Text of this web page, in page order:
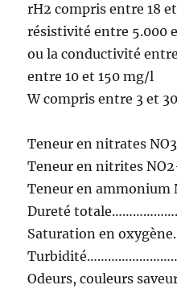
rH2 compris entre 18
résistivité entre 5.000
ou la conductivité
entre 10 et 150 mg/l
W compris entre 3 et
Teneur en nitrates
Teneur en nitrites
Teneur en
Dureté
Saturation en
Odeurs, couleurs